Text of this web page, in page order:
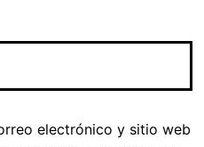
electrónico y sitio web